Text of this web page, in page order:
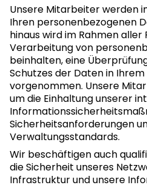
Unsere Mitarbeiter werden
Ihren personenbezogenen
hinaus wird im Rahmen aller
Verarbeitung von
beinhalten, eine
Schutzes der Daten in
vorgenommen. Unsere
um die Einhaltung unserer
Sicherheitsanforderungen
Verwaltungsstandards.
Wir beschäftigen auch
die Sicherheit unseres
Infrastruktur und unsere